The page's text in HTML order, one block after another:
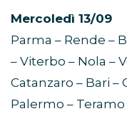
Mercoledì 13/09
Parma – Rende –
– Viterbo – Nola –
Catanzaro – Bari –
Palermo – Teramo